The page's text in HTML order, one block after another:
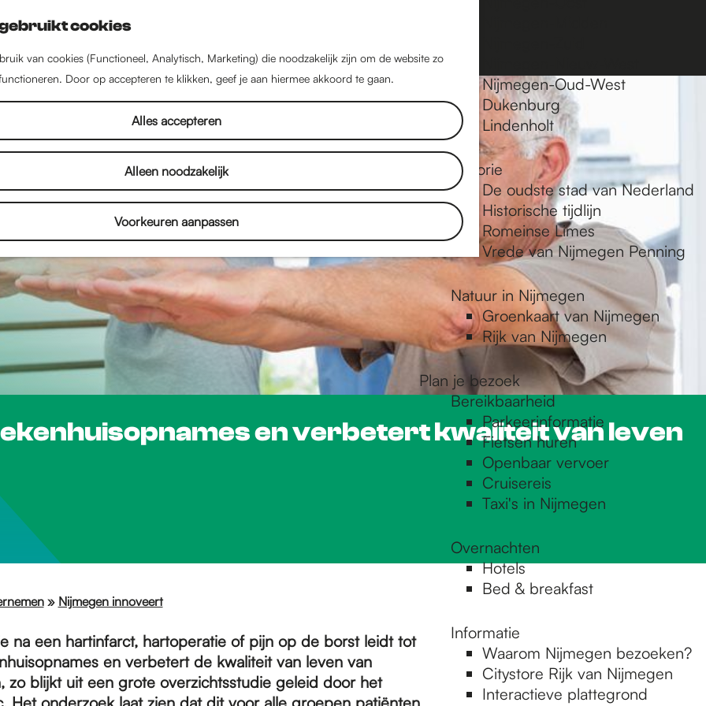
cookies
van cookies (Functioneel, Analytisch, Marketing) die noodzakelijk zijn om de website zo
Door op accepteren te klikken, geef je aan hiermee akkoord te gaan.
Alles accepteren
Alleen noodzakelijk
Voorkeuren aanpassen
o
e
k
n
a
a
r
M
n
Nijmegen-Oud-West
Dukenburg
Lindenholt
Historie
De oudste stad van Nederland
Historische tijdlijn
Romeinse Limes
Vrede van Nijmegen Penning
Natuur in Nijmegen
Groenkaart van Nijmegen
Rijk van Nijmegen
Plan je bezoek
Bereikbaarheid
Parkeerinformatie
Fietsen huren
Openbaar vervoer
Cruisereis
Taxi's in Nijmegen
Overnachten
Hotels
Bed & breakfast
Informatie
Waarom Nijmegen bezoeken?
Citystore Rijk van Nijmegen
Interactieve plattegrond
en verbetert kwaliteit van leven
» Nijmegen innoveert
na een hartinfarct, hartoperatie of pijn op de borst leidt tot
en verbetert de kwaliteit van leven van
zo blijkt uit een grote overzichtsstudie geleid door het